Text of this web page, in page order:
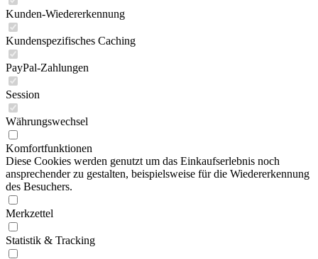
Kunden-Wiedererkennung
Kundenspezifisches Caching
PayPal-Zahlungen
Session
Währungswechsel
Komfortfunktionen
Diese Cookies werden genutzt um das Einkaufserlebnis noch
ansprechender zu gestalten, beispielsweise für die Wiedererkennung
des Besuchers.
Merkzettel
Statistik & Tracking